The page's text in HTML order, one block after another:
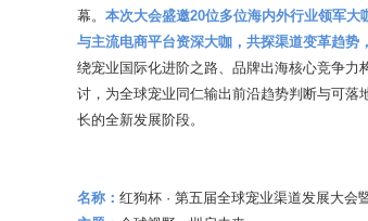
幕。 本次大会盛邀20位多位海内外行业领军
与主流电商平台资深大咖，共探渠道变革趋势
绕宠业国际化进阶之路、品牌出海核心竞争
讨，为全球宠业同仁输出前沿趋势判断与可
长的全新发展阶段。
名称： 红狗杯 · 第五届全球宠业渠道发展大会